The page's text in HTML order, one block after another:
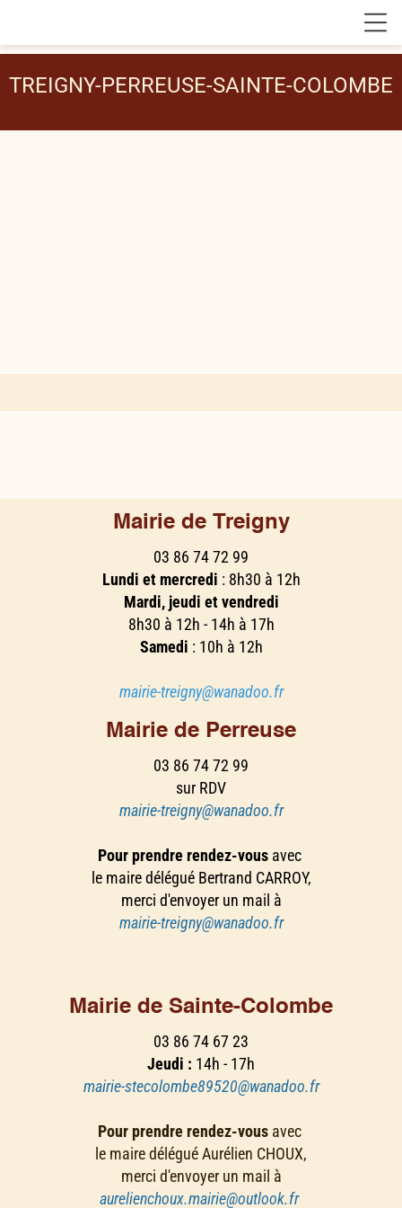
TREIGNY-PERREUSE-SAINTE-COLOMBE
Mairie de Treigny
03 86 74 72 99
Lundi et mercredi : 8h30 à 12h
Mardi, jeudi et vendredi
8h30 à 12h - 14h à 17h
Samedi : 10h à 12h
mairie-treigny@wanadoo.fr
Mairie de Perreuse
03 86 74 72 99
sur RDV
mairie-treigny@wanadoo.fr
Pour prendre rendez-vous avec
le maire délégué Bertrand CARROY,
merci d'envoyer un mail à
mairie-treigny@wanadoo.fr
Mairie de Sainte-Colombe
03 86 74 67 23
Jeudi : 14h - 17h
mairie-stecolombe89520@wanadoo.fr
Pour prendre rendez-vous avec
le maire délégué Aurélien CHOUX,
merci d'envoyer un mail à
aurelienchoux.mairie@outlook.fr